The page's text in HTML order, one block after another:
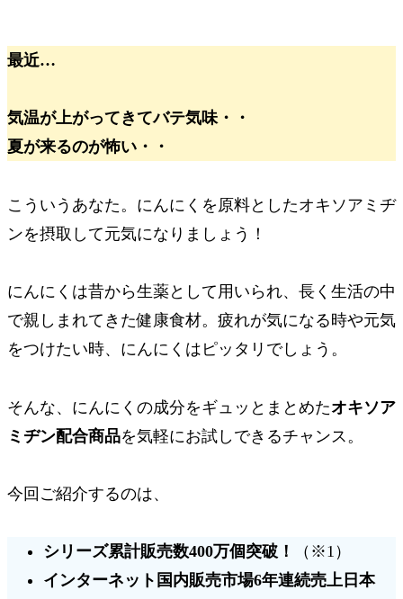
最近…
気温が上がってきてバテ気味・・
夏が来るのが怖い・・
こういうあなた。にんにくを原料としたオキソアミヂ
ンを摂取して元気になりましょう！
にんにくは昔から生薬として用いられ、長く生活の中
で親しまれてきた健康食材。疲れが気になる時や元気
をつけたい時、にんにくはピッタリでしょう。
そんな、にんにくの成分をギュッとまとめたオキソア
ミヂン配合商品を気軽にお試しできるチャンス。
今回ご紹介するのは、
シリーズ累計販売数400万個突破！
（※1）
インターネット国内販売市場6年連続売上日本